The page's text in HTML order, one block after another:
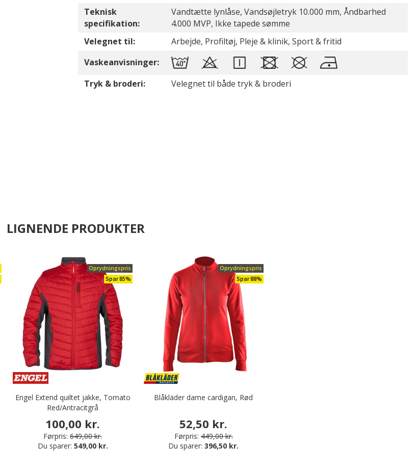
Teknisk
specifikation:
Vandtætte lynlåse, Vandsøjletryk 10.000 mm, Åndbarhed
4.000 MVP, Ikke tapede sømme
Velegnet til:
Arbejde, Profiltøj, Pleje & klinik, Sport & fritid
Vaskeanvisninger:
Tryk & broderi:
Velegnet til både tryk & broderi
LIGNENDE PRODUKTER
Oprydningspris
Spar 85%
Engel Extend quiltet jakke, Tomato
Red/Antracitgrå
100,00 kr.
Førpris: 649,00 kr.
Du sparer: 549,00 kr.
Oprydningspris
Spar 88%
Blåkläder dame cardigan, Rød
52,50 kr.
Førpris: 449,00 kr.
Du sparer:396,50 kr.